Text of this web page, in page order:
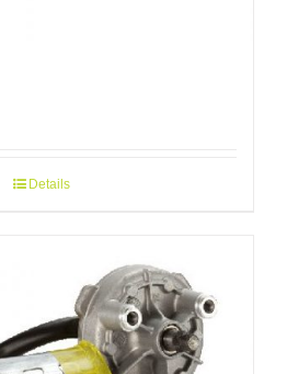
Details